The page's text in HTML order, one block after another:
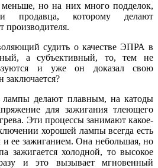
но на них много подделок,
продавца, которому делают
производителя.
судить о качестве ЭПРА в
а субъективный, то, тем не
и уже он доказал свою
заключается?
делают плавным, на катоды
для зажигания тлеющего
Эти процессы занимают какое-
хорошей лампы всегда есть
ее зажиганием. Она небольшая, но
зажигается холодной, то высокое
и это вызывает мгновенный